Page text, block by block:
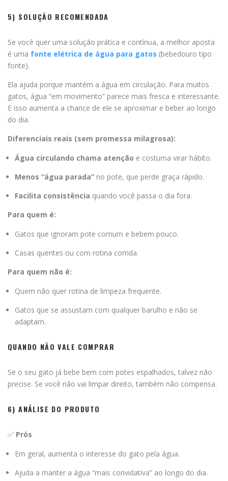
5) SOLUÇÃO RECOMENDADA
Se você quer uma solução prática e contínua, a melhor aposta
é uma fonte elétrica de água para gatos (bebedouro tipo
fonte).
Ela ajuda porque mantém a água em circulação. Para muitos
gatos, água “em movimento” parece mais fresca e interessante.
E isso aumenta a chance de ele se aproximar e beber ao longo
do dia.
Diferenciais reais (sem promessa milagrosa):
Água circulando chama atenção e costuma virar hábito.
Menos “água parada” no pote, que perde graça rápido.
Facilita consistência quando você passa o dia fora.
Para quem é:
Gatos que ignoram pote comum e bebem pouco.
Casas quentes ou com rotina corrida.
Para quem não é:
Quem não quer rotina de limpeza frequente.
Gatos que se assustam com qualquer barulho e não se
adaptam.
QUANDO NÃO VALE COMPRAR
Se o seu gato já bebe bem com potes espalhados, talvez não
precise. Se você não vai limpar direito, também não compensa.
6) ANÁLISE DO PRODUTO
✅ Prós
Em geral, aumenta o interesse do gato pela água.
Ajuda a manter a água “mais convidativa” ao longo do dia.